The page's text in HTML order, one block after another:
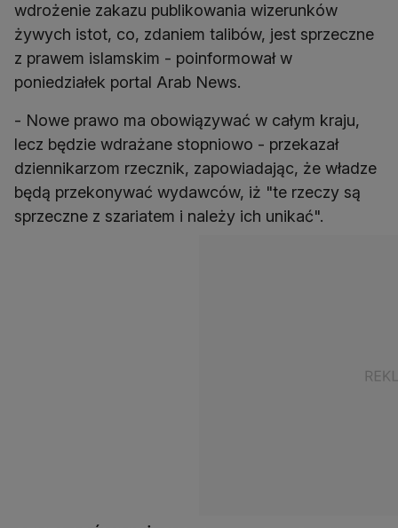
wdrożenie zakazu publikowania wizerunków
żywych istot, co, zdaniem talibów, jest sprzeczne
z prawem islamskim - poinformował w
poniedziałek portal Arab News.
- Nowe prawo ma obowiązywać w całym kraju,
lecz będzie wdrażane stopniowo - przekazał
dziennikarzom rzecznik, zapowiadając, że władze
będą przekonywać wydawców, iż "te rzeczy są
sprzeczne z szariatem i należy ich unikać".